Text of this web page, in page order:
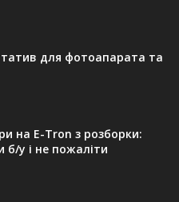
для фотоапарата та
на E-Tron з розборки:
у і не пожаліти